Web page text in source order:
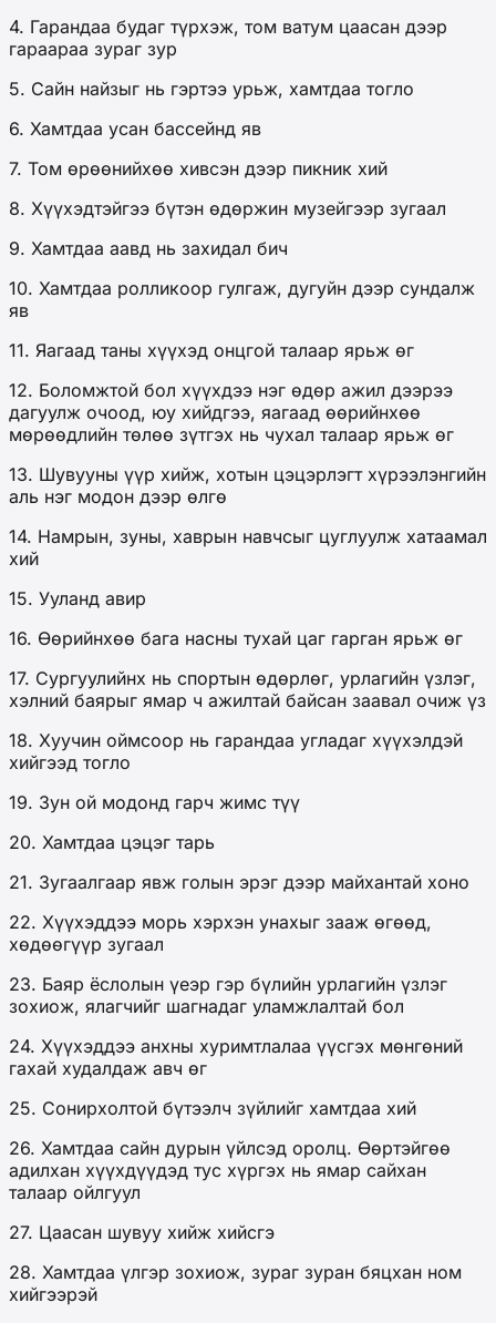
4. Гарандаа будаг түрхэж, том ватум цаасан дээр
гараараа зураг зур
5. Сайн найзыг нь гэртээ урьж, хамтдаа тогло
6. Хамтдаа усан бассейнд яв
7. Том өрөөнийхөө хивсэн дээр пикник хий
8. Хүүхэдтэйгээ бүтэн өдөржин музейгээр зугаал
9. Хамтдаа аавд нь захидал бич
10. Хамтдаа ролликоор гулгаж, дугуйн дээр сундалж
яв
11. Яагаад таны хүүхэд онцгой талаар ярьж өг
12. Боломжтой бол хүүхдээ нэг өдөр ажил дээрээ
дагуулж очоод, юу хийдгээ, яагаад өөрийнхөө
мөрөөдлийн төлөө зүтгэх нь чухал талаар ярьж өг
13. Шувууны үүр хийж, хотын цэцэрлэгт хүрээлэнгийн
аль нэг модон дээр өлгө
14. Намрын, зуны, хаврын навчсыг цуглуулж хатаамал
хий
15. Ууланд авир
16. Өөрийнхөө бага насны тухай цаг гарган ярьж өг
17. Сургуулийнх нь спортын өдөрлөг, урлагийн үзлэг,
хэлний баярыг ямар ч ажилтай байсан заавал очиж үз
18. Хуучин оймсоор нь гарандаа угладаг хүүхэлдэй
хийгээд тогло
19. Зун ой модонд гарч жимс түү
20. Хамтдаа цэцэг тарь
21. Зугаалгаар явж голын эрэг дээр майхантай хоно
22. Хүүхэддээ морь хэрхэн унахыг зааж өгөөд,
хөдөөгүүр зугаал
23. Баяр ёслолын үеэр гэр бүлийн урлагийн үзлэг
зохиож, ялагчийг шагнадаг уламжлалтай бол
24. Хүүхэддээ анхны хуримтлалаа үүсгэх мөнгөний
гахай худалдаж авч өг
25. Сонирхолтой бүтээлч зүйлийг хамтдаа хий
26. Хамтдаа сайн дурын үйлсэд оролц. Өөртэйгөө
адилхан хүүхдүүдэд тус хүргэх нь ямар сайхан
талаар ойлгуул
27. Цаасан шувуу хийж хийсгэ
28. Хамтдаа үлгэр зохиож, зураг зуран бяцхан ном
хийгээрэй